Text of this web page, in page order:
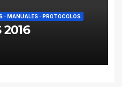
- MANUALES - PROTOCOLOS